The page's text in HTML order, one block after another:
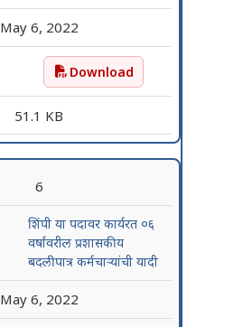
May 6, 2022
समाजसेवा अधिक्षक (मनो) या
Download
51.1 KB
6
शिंपी या पदावर कार्यरत ०६
वर्षावरील प्रशासकीय
बदलीपात्र कर्मचाऱ्यांची यादी
May 6, 2022